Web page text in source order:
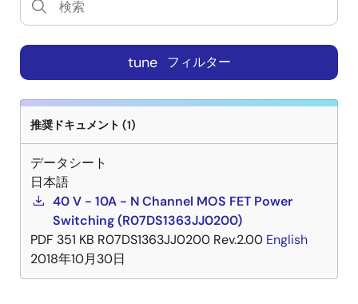
tune フィルター
推奨ドキュメント (1)
データシート
日本語
40 V - 10A - N Channel MOS FET Power
Switching (R07DS1363JJ0200)
PDF 351 KB R07DS1363JJ0200 Rev.2.00 English
2018年10月30日